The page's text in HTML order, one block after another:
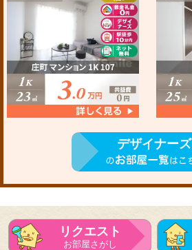
デザイナーズ
リクエスト
お部屋さがし